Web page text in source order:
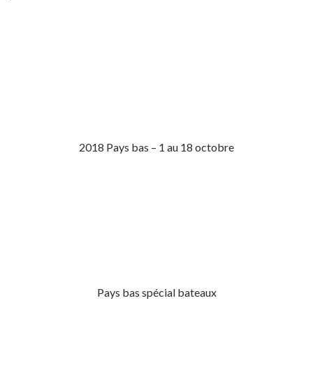
2018 Pays bas – 1 au 18 octobre
Pays bas spécial bateaux